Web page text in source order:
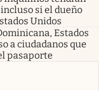
si el dueño
Unidos
Estados
a ciudadanos que
pasaporte